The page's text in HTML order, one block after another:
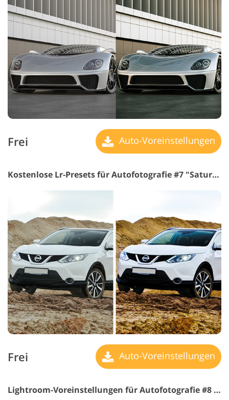
Frei Auto-Voreinstellungen
Kostenlose Lr-Presets für Autofotografie #7 "Saturation"
Frei Auto-Voreinstellungen
Lightroom-Voreinstellungen für Autofotografie #8 "Old Film"